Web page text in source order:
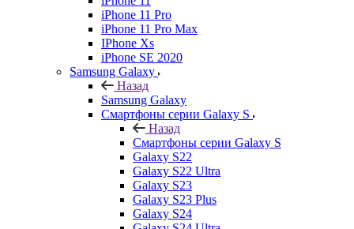
iPhone 11 Pro
iPhone 11 Pro Max
IPhone Xs
iPhone SE 2020
Samsung Galaxy
Назад
Samsung Galaxy
Смартфоны серии Galaxy S
Назад
Смартфоны серии Galaxy S
Galaxy S22
Galaxy S22 Ultra
Galaxy S23
Galaxy S23 Plus
Galaxy S24